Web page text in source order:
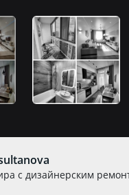
с дизайнерским